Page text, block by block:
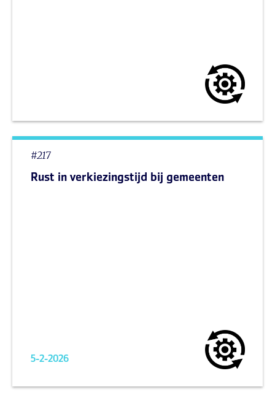
#217
Rust in verkiezingstijd bij gemeenten
5-2-2026